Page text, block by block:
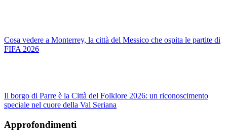
Cosa vedere a Monterrey, la città del Messico che ospita le partite di
FIFA 2026
Il borgo di Parre è la Città del Folklore 2026: un riconoscimento
speciale nel cuore della Val Seriana
Approfondimenti